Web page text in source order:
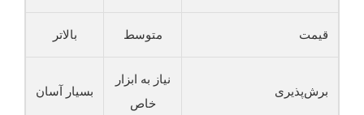
قیمت متوسط بالاتر
برش‌پذیری
نیاز به ابزار
خاص
بسیار آسان